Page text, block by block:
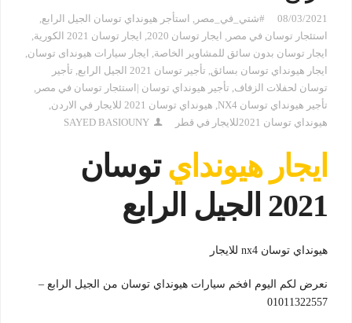
08/03/2021 #شتي_في_مصر , استأجر هيونداي توسان الجيل الرابع,
استئجار توسان في مصر , ايجار توسان 2020 , ايجار توسان 2021 الكورية
,
ايجار توسان بدون سائق للمشاوير الخاصة, ايجار سيارات هيونداى توسان,
ايجار هيونداي توسان بسائق, تأجير توسان 2021 الجيل الرابع , تأجير
توسان لحفلات الزفاف, تأجير هيونداي توسان |استئجار توسان في مصر ,
تأجير هيونداي توسان NX4
, هيونداي توسان 2021 للايجار في الاردن
,
هيونداي توسان 2021للايجار في قطر
SAYED BASIOUNY
ايجار هيونداي توسان
2021 الجيل الرابع
هيونداي توسان nx4 للايجار
نعرض لكم اليوم افخم سيارات هيونداي توسان من الجيل الرابع –
01011322557